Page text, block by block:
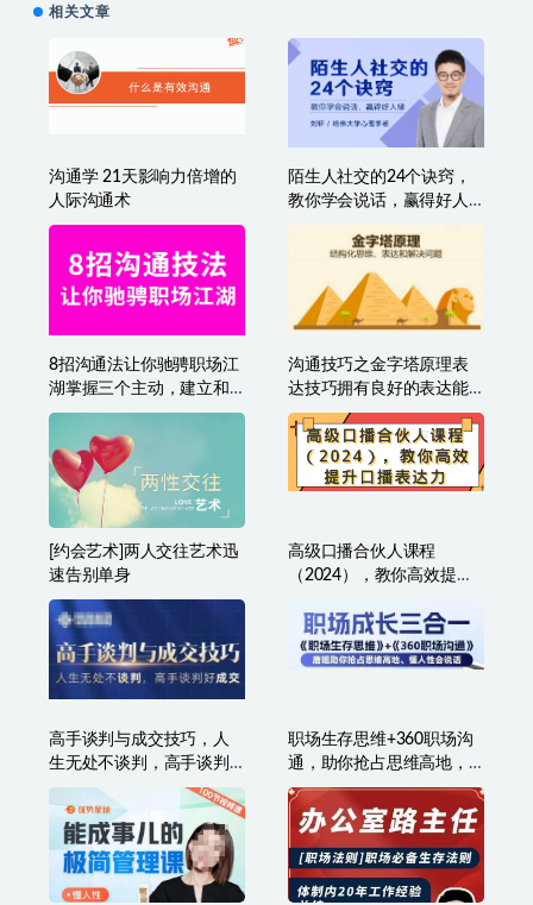
相关文章
沟通学 21天影响力倍增的
人际沟通术
陌生人社交的24个诀窍，
教你学会说话，赢得好人
8招沟通法让你驰骋职场江
湖掌握三个主动，建立和
谐人际关系
沟通技巧之金字塔原理表
达技巧拥有良好的表达能
力
[约会艺术]两人交往艺术迅
速告别单身
高级口播合伙人课程
（2024），教你高效提升
高手谈判与成交技巧，人
生无处不谈判，高手谈判
好成交
职场生存思维+360职场沟
通，助你抢占思维高地，
懂人性会说话